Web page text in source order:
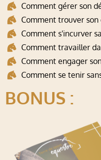
Comment gérer son
Comment trouver
Comment s'incurver
Comment travailler
Comment engager
Comment se tenir
BONUS :